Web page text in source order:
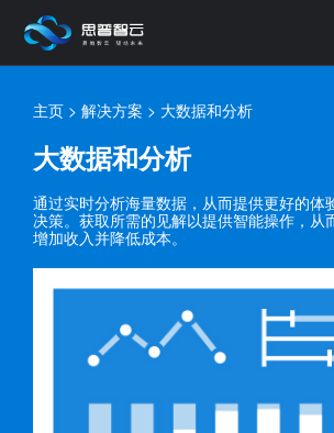
主页 > 解决方案 > 大数据和分析
大数据和分析
通过实时分析海量数据，从而提供更好的体
决策。获取所需的见解以提供智能操作，从
增加收入并降低成本。